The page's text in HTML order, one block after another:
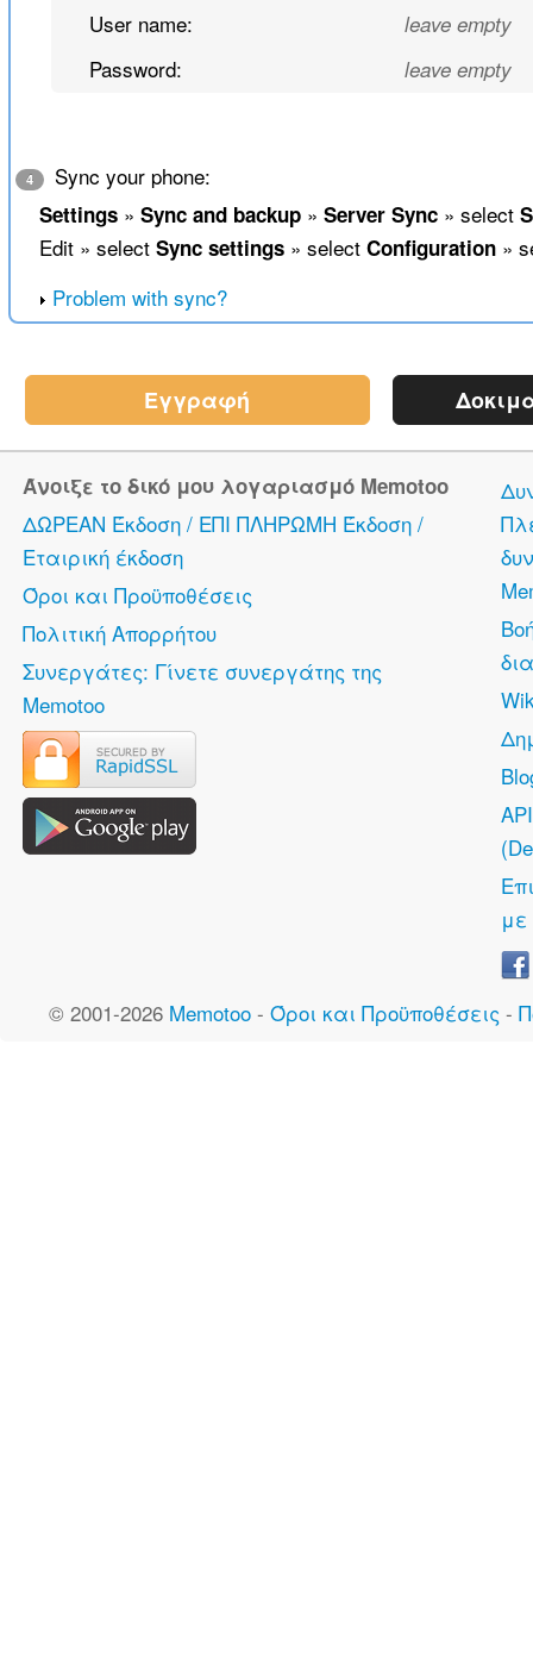
User name:
leave empty
Password: leave empty
4 Sync your phone:
Settings» Sync and backup» Server Sync» select
Edit » select Sync settings» select Configuration»
Problem with sync?
Εγγραφή
Άνοιξε το δικό μου λογαριασμό Memotoo
ΔΩΡΕΑΝ Έκδοση / ΕΠΙ ΠΛΗΡΩΜΗ Έκδοση /
Εταιρική έκδοση
Όροι και Προϋποθέσεις
Πολιτική Απορρήτου
Συνεργάτες: Γίνετε συνεργάτης της
Memotoo
© 2001-2026 Memotoo - Όροι και Προϋποθέσεις -